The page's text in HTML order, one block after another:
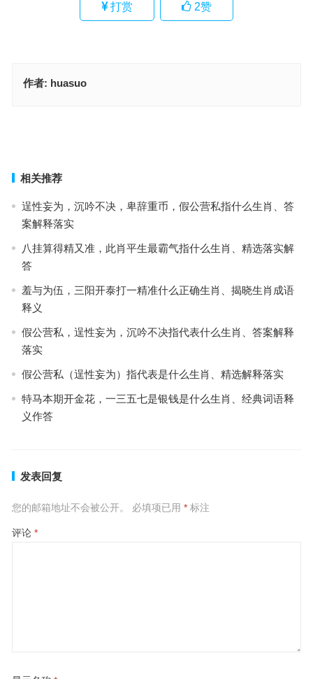
打赏 2赞
作者: huasuo
相关推荐
逞性妄为，沉吟不决，卑辞重币，假公营私指什么生肖、答
案解释落实
八挂算得精又准，此肖平生最霸气指什么生肖、精选落实解
答
羞与为伍，三阳开泰打一精准什么正确生肖、揭晓生肖成语
释义
假公营私，逞性妄为，沉吟不决指代表什么生肖、答案解释
落实
假公营私（逞性妄为）指代表是什么生肖、精选解释落实
特马本期开金花，一三五七是银钱是什么生肖、经典词语释
义作答
发表回复
您的邮箱地址不会被公开。 必填项已用 *标注
评论 *